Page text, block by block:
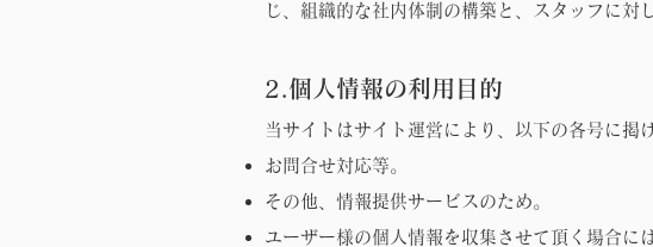
じ、組織的な社内体制の構築と、スタッフに対
2.個人情報の利用目的
当サイトはサイト運営により、以下の各号に掲
お問合せ対応等。
その他、情報提供サービスのため。
ユーザー様の個人情報を収集させて頂く場合に